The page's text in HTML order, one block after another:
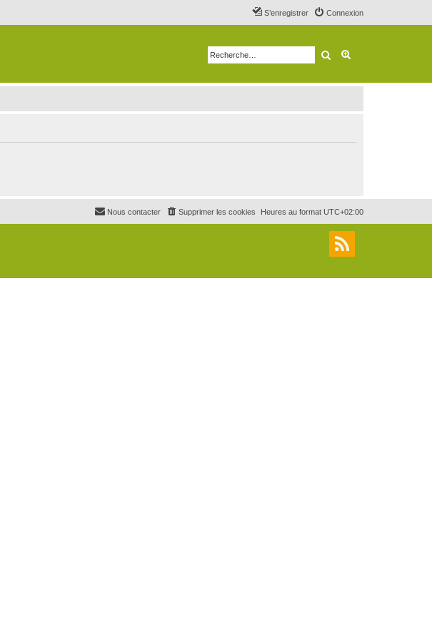
Connexion
S’enregistrer
Rechercher
Heures au format UTC+02:00
Supprimer les cookies
Nous contacter